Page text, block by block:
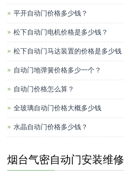
平开自动门价格多少钱？
松下自动门电机价格是多少钱？
松下自动门马达装置的价格是多少钱
自动门地弹簧价格多少一个？
自动门价格怎么算？
全玻璃自动门价格大概多少钱
水晶自动门价格多少钱？
烟台气密自动门安装维修